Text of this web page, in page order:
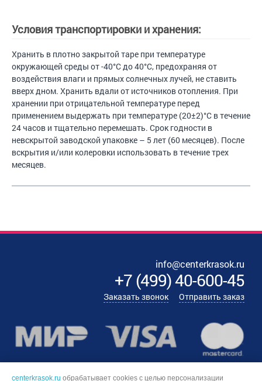
Условия транспортировки и хранения:
Хранить в плотно закрытой таре при температуре
окружающей среды от -40°С до 40°С, предохраняя от
воздействия влаги и прямых солнечных лучей, не ставить
вверх дном. Хранить вдали от источников отопления. При
хранении при отрицательной температуре перед
применением выдержать при температуре (20±2)°С в течение
24 часов и тщательно перемешать. Срок годности в
невскрытой заводской упаковке – 5 лет (60 месяцев). После
вскрытия и/или колеровки использовать в течение трех
месяцев.
info@centerkrasok.ru
+7(499)40-600-45
Заказать звонок Отправить заказ
centerkrasok.ru обрабатывает cookies с целью персонализации